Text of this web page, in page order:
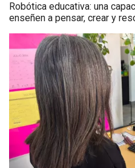
Robótica educativa: una
enseñen a pensar, crear y